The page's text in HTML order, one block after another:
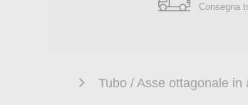
Consegna
Tubo / Asse ottagonale